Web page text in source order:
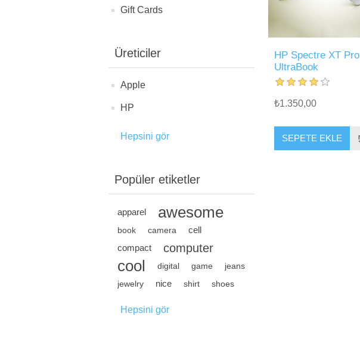
Gift Cards
Üreticiler
Apple
HP
Hepsini gör
Popüler etiketler
apparel awesome
book camera
cell
compact
computer
cool digital game
jeans
jewelry
nice shirt shoes
Hepsini gör
HP Spectre XT Pro
UltraBook
₺1.350,00
SEPETE EKLE